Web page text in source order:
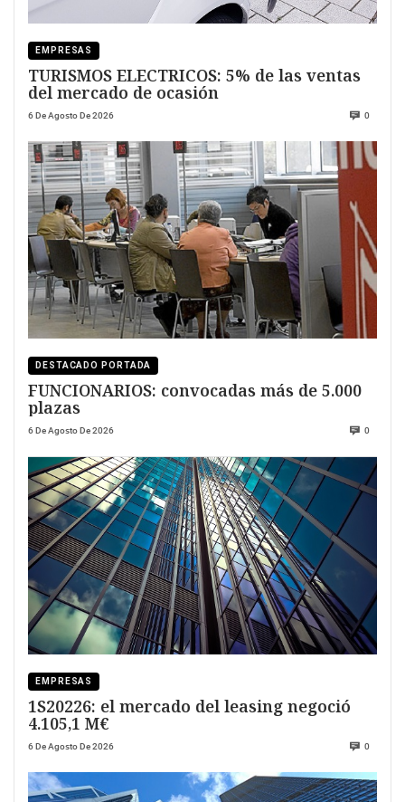
EMPRESAS
TURISMOS ELECTRICOS: 5% de las ventas
del mercado de ocasión
6 De Agosto De 2026 0
DESTACADO PORTADA
FUNCIONARIOS: convocadas más de 5.000
plazas
6 De Agosto De 2026 0
EMPRESAS
1S20226: el mercado del leasing negoció
4.105,1 M€
6 De Agosto De 2026 0